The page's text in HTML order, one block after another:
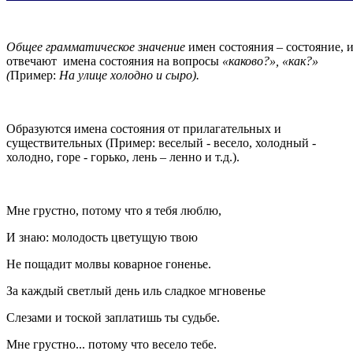
Общее грамматическое значение имен состояния – состояние, и
отвечают имена состояния на вопросы «каково?», «как?»
(Пример: На улице холодно и сыро).
Образуются имена состояния от прилагательных и
существительных (Пример: веселый - весело, холодный -
холодно, горе - горько, лень – ленно и т.д.).
Мне грустно, потому что я тебя люблю,
И знаю: молодость цветущую твою
Не пощадит молвы коварное гоненье.
За каждый светлый день иль сладкое мгновенье
Слезами и тоской заплатишь ты судьбе.
Мне грустно... потому что весело тебе.